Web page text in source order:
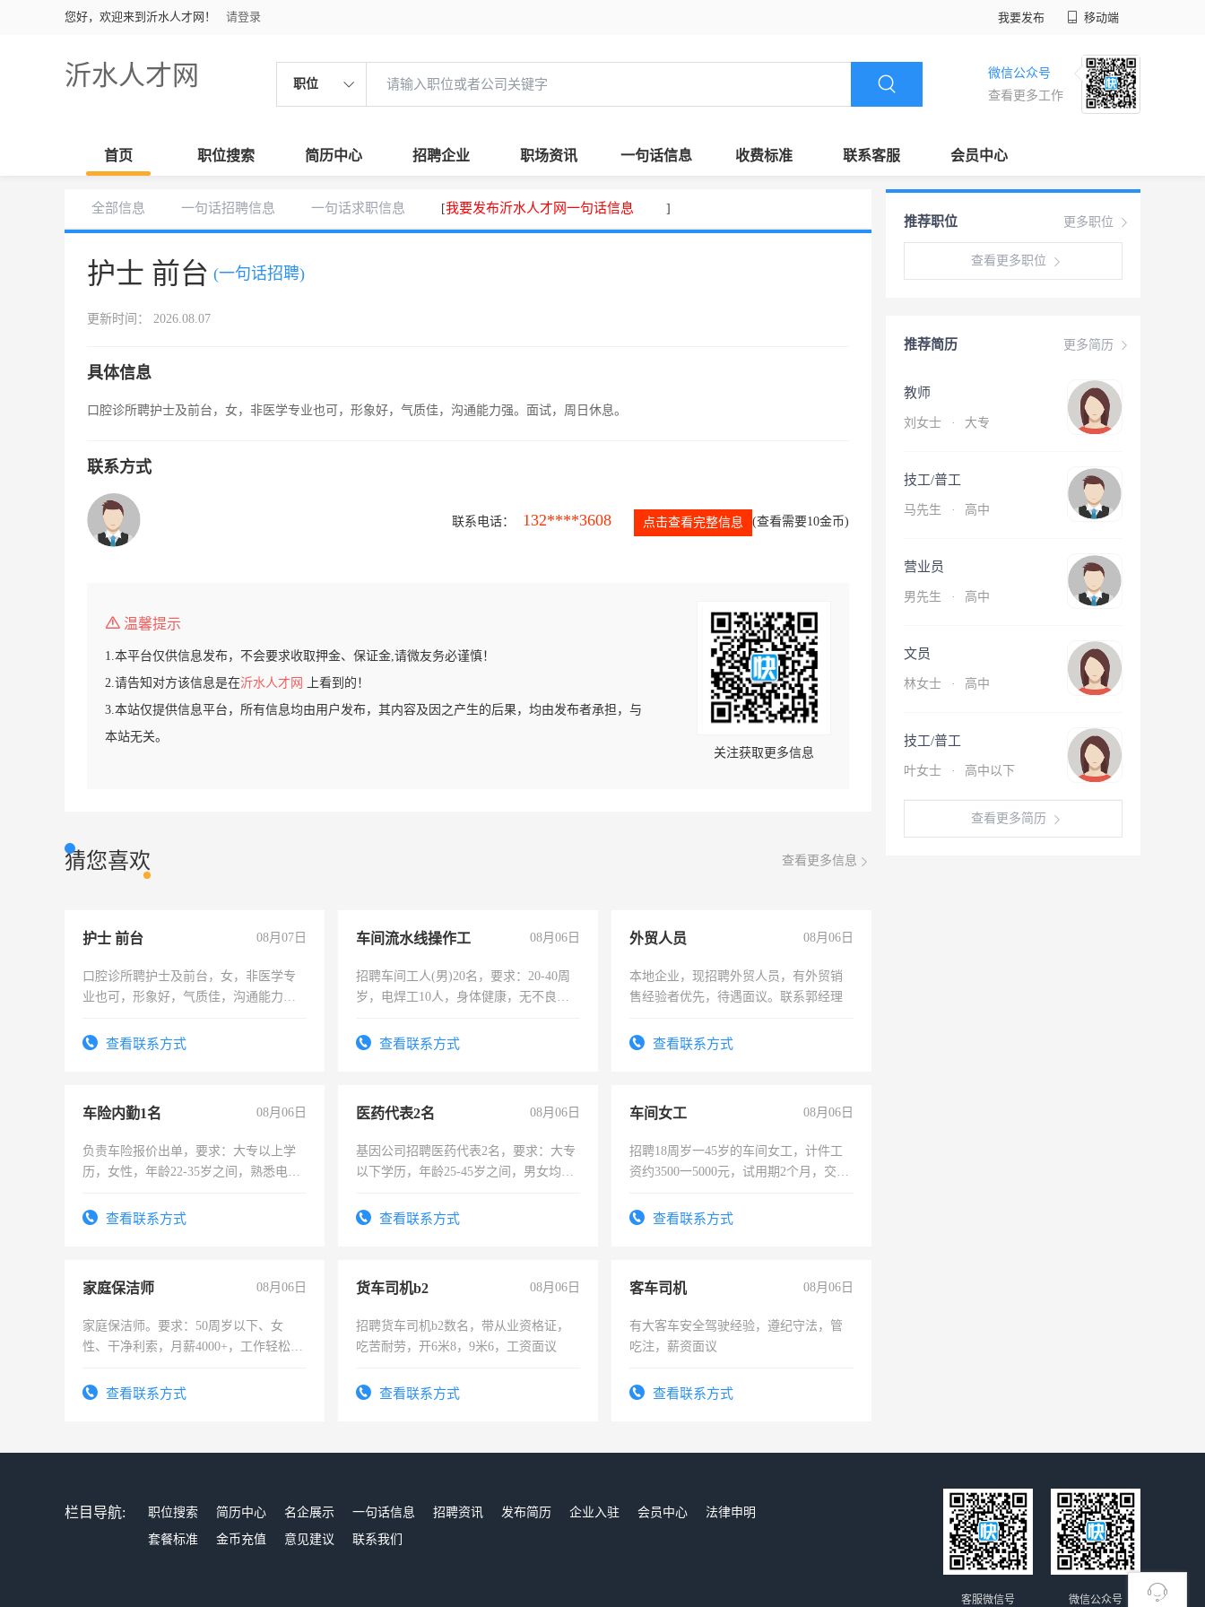
您好，欢迎来到沂水人才网！ 请登录 我要发布 移动端
沂水人才网 职位
微信公众号
查看更多工作
首页 职位搜索 简历中心 招聘企业 职场资讯 一句话信息 收费标准 联系客服 会员中心
全部信息 一句话招聘信息 一句话求职信息 [我要发布沂水人才网一句话信息 ]
护士 前台 (一句话招聘)
更新时间： 2026.08.07
具体信息
口腔诊所聘护士及前台，女，非医学专业也可，形象好，气质佳，沟通能力强。面试，周日休息。
联系方式
联系电话： 132****3608 点击查看完整信息 (查看需要10金币)
温馨提示
1.本平台仅供信息发布，不会要求收取押金、保证金,请微友务必谨慎！
2.请告知对方该信息是在沂水人才网
上看到的！
3.本站仅提供信息平台，所有信息均由用户发布，其内容及因之产生的后果，均由发布者承担，与
本站无关。
关注获取更多信息
猜您喜欢 查看更多信息
护士 前台 08月07日
口腔诊所聘护士及前台，女，非医学专
业也可，形象好，气质佳，沟通能力
查看联系方式
车间流水线操作工 08月06日
招聘车间工人(男)20名，要求：20-40周
岁，电焊工10人，身体健康，无不良嗜
宿，免费发放劳保用品，两班倒，每月
查看联系方式
外贸人员 08月06日
本地企业，现招聘外贸人员，有外贸销
售经验者优先，待遇面议。联系郭经理
查看联系方式
车险内勤1名 08月06日
负责车险报价出单，要求：大专以上学
历，女性，年龄22-35岁之间，熟悉电脑
试用期1-3个月，转正后交纳五险，
查看联系方式
医药代表2名 08月06日
基因公司招聘医药代表2名，要求：大专
以下学历，年龄25-45岁之间，男女均
表或者有医学资质的优先，底薪+绩效，
查看联系方式
车间女工 08月06日
招聘18周岁一45岁的车间女工，计件工
资约3500一5000元，试用期2个月，交五
查看联系方式
家庭保洁师 08月06日
家庭保洁师。要求：50周岁以下、女
性、干净利索，月薪4000+，工作轻松，
太太等。查看联系方式
货车司机b2 08月06日
招聘货车司机b2数名，带从业资格证，
吃苦耐劳，开6米8，9米6，工资面议
查看联系方式
客车司机 08月06日
有大客车安全驾驶经验，遵纪守法，管
吃注，薪资面议
查看联系方式
更多职位
推荐职位
查看更多职位
更多简历
推荐简历
教师
刘女士 · 大专
技工/普工
马先生 · 高中
营业员
男先生 · 高中
文员
林女士 · 高中
技工/普工
叶女士 · 高中以下
查看更多简历
栏目导航: 职位搜索 简历中心 名企展示 一句话信息 招聘资讯 发布简历 企业入驻 会员中心
法律申明
套餐标准
金币充值 意见建议 联系我们
微信公众号
客服微信号